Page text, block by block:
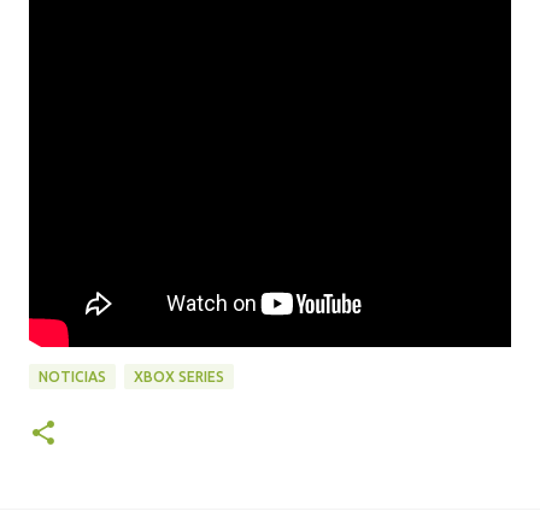
NOTICIAS XBOX SERIES